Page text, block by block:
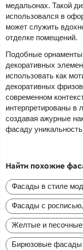
медальонах. Такой
использовался в
может служить
отделке помещений.
Подобные
декоративных
использовать как
декоративных
современном
интерпретированы в
создавая ажурные
фасаду
Найти похожие
Фасады в стиле
Фасады с
Желтые и
Бирюзовые фасады